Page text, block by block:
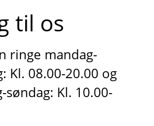
til os
ringe mandag-
Kl. 08.00-20.00 og
søndag: Kl. 10.00-